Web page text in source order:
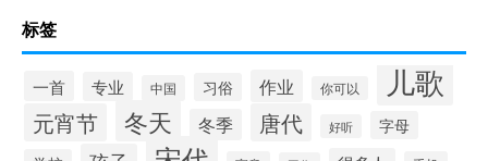
标签
一首 专业 中国 习俗 作业 你可以 儿歌
元宵节 冬天 冬季 唐代 好听
字母